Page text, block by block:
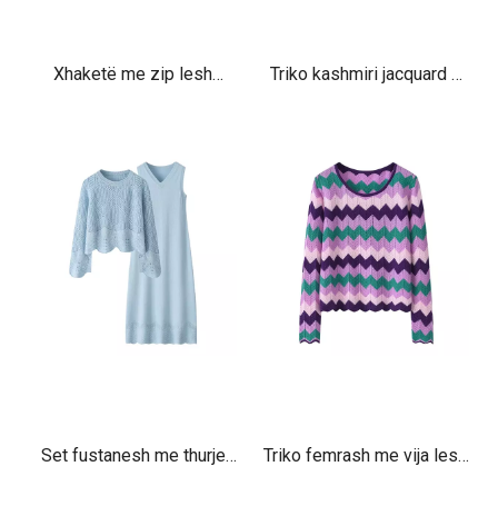
Xhaketë me zip lesh
grave – Triko luksoze me
thurje të butë
Triko kashmiri jacquard e
për meshkuj – Pulovër
luksoz i butë dhe i ngrohtë
me qafë me zinxhir
Set fustanesh me thurje Triko femrash me vija lesh